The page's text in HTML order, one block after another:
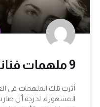
9 ملهمات فنانات
أثرت تلك الملهمات في
المشهورة، لدرجة أن